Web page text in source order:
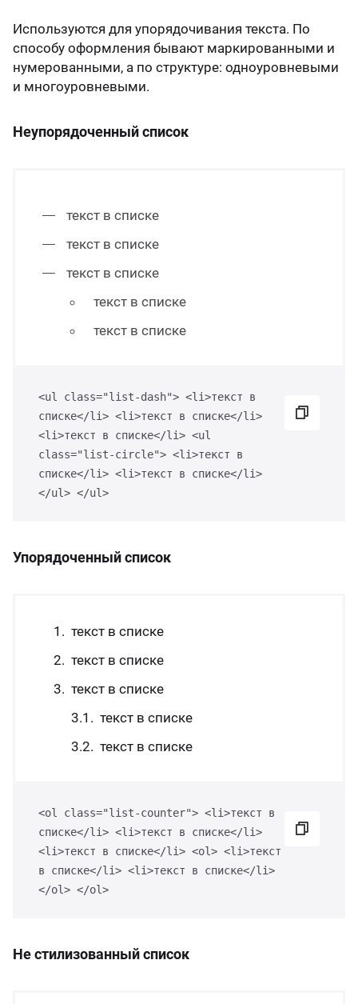
Используются для упорядочивания текста. По
способу оформления бывают маркированными и
нумерованными, а по структуре: одноуровневыми
и многоуровневыми.
Неупорядоченный список
текст в списке
текст в списке
текст в списке
текст в списке
текст в списке
<ul class="list-dash"> <li>текст в
списке</li> <li>текст в списке</li>
<li>текст в списке</li> <ul
class="list-circle"> <li>текст в
списке</li> <li>текст в списке</li>
</ul> </ul>
Упорядоченный список
текст в списке
текст в списке
текст в списке
текст в списке
текст в списке
<ol class="list-counter"> <li>текст в
списке</li> <li>текст в списке</li>
<li>текст в списке</li> <ol> <li>текст
в списке</li> <li>текст в списке</li>
</ol> </ol>
Не стилизованный список